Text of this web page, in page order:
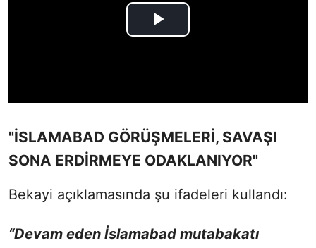
"İSLAMABAD GÖRÜŞMELERİ, SAVAŞI
SONA ERDİRMEYE ODAKLANIYOR"
Bekayi açıklamasında şu ifadeleri kullandı:
“Devam eden İslamabad mutabakatı